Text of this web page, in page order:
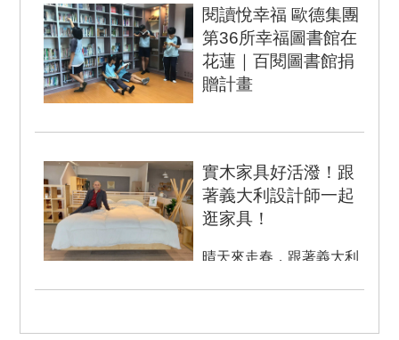
閱讀悅幸福 歐德集團
第36所幸福圖書館在
花蓮｜百閱圖書館捐
贈計畫
實木家具好活潑！跟
著義大利設計師一起
逛家具！
晴天來走春，跟著義大利
起逛家具！ 好好生活 好